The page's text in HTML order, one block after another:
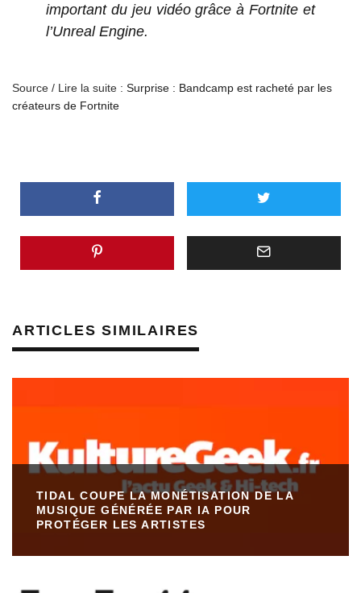
important du jeu vidéo grâce à Fortnite et
l’Unreal Engine.
Source / Lire la suite : Surprise : Bandcamp est racheté par les
créateurs de Fortnite
ARTICLES SIMILAIRES
TIDAL COUPE LA MONÉTISATION DE LA
MUSIQUE GÉNÉRÉE PAR IA POUR
PROTÉGER LES ARTISTES